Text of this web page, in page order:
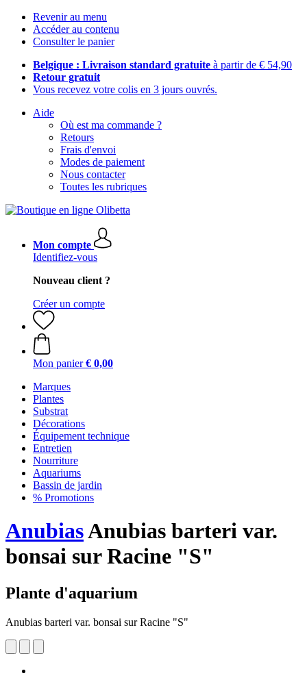
Revenir au menu
Accéder au contenu
Consulter le panier
Belgique : Livraison standard gratuite à partir de € 54,90
Retour gratuit
Vous recevez votre colis en 3 jours ouvrés.
Aide
Où est ma commande ?
Retours
Frais d'envoi
Modes de paiement
Nous contacter
Toutes les rubriques
Mon compte
Identifiez-vous
Nouveau client ?
Créer un compte
Mon panier € 0,00
Marques
Plantes
Substrat
Décorations
Équipement technique
Entretien
Nourriture
Aquariums
Bassin de jardin
% Promotions
AnubiasAnubias barteri var.
bonsai sur Racine "S"
Plante d'aquarium
Anubias barteri var. bonsai sur Racine "S"